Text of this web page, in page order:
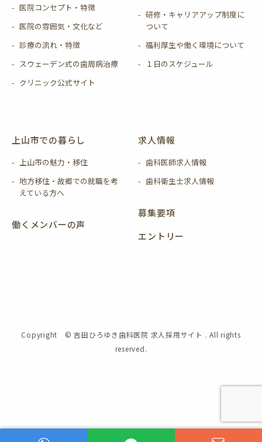
医院コンセプト・特徴
医院の雰囲気・文化など
診療の流れ・特徴
スウェーデン式の歯周病治療
クリニック公式サイト
研修・キャリアアップ制度に
ついて
福利厚生や働く環境について
１日のスケジュール
上山市での暮らし
上山市の魅力・移住
地方移住・故郷での就職を考
えている方へ
働くメンバーの声
求人情報
歯科医師求人情報
歯科衛生士求人情報
募集要項
エントリー
Copyright © 吉田ひろゆき歯科医院 求人採用サイト . All rights
reserved.